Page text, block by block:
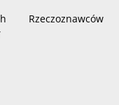
Rzeczoznawców